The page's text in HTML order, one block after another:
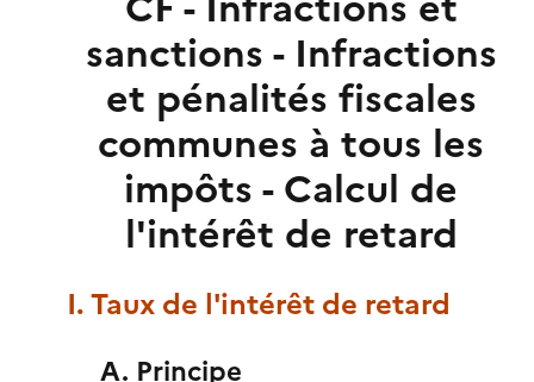
sanctions - Infractions
et pénalités fiscales
communes à tous les
impôts - Calcul de
l'intérêt de retard
I. Taux de l'intérêt de retard
A. Principe